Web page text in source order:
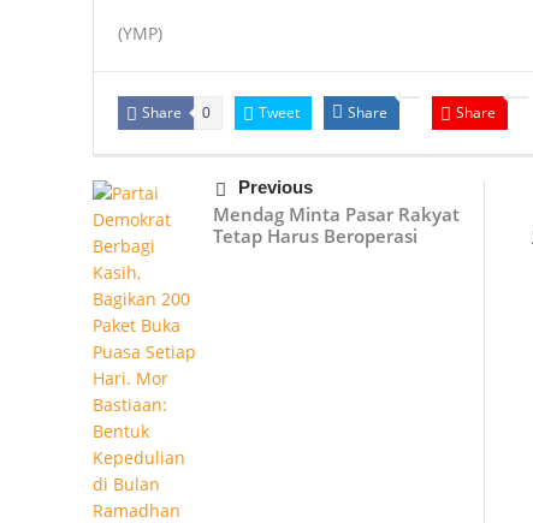
(YMP)
Share 0 Tweet Share Share
Previous
Mendag Minta Pasar Rakyat
Tetap Harus Beroperasi